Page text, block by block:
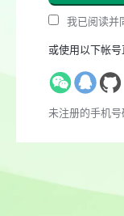
我已阅读并
或使用以下帐
未注册的手机号